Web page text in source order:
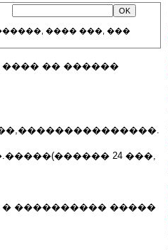
���� ���, ���
�� ������
24 ���,
���������� �����